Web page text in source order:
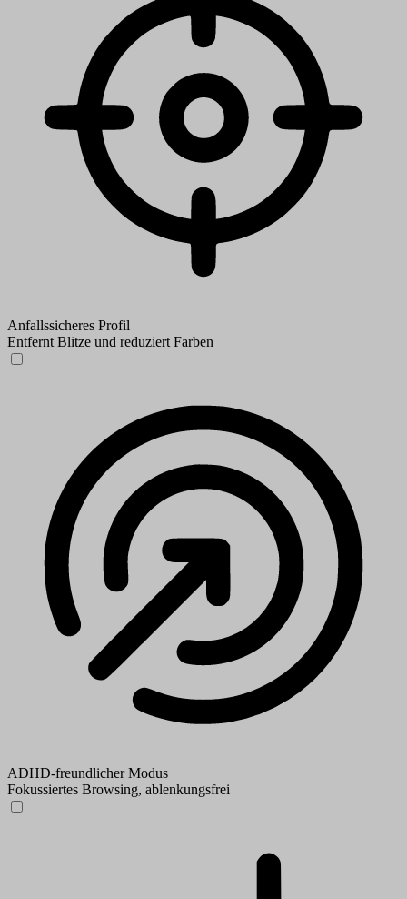
Anfallssicheres Profil
Entfernt Blitze und reduziert Farben
ADHD-freundlicher Modus
Fokussiertes Browsing, ablenkungsfrei